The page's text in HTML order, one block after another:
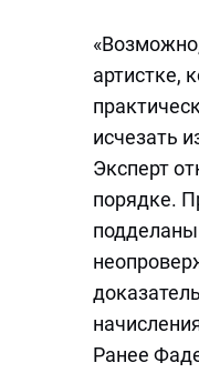
артистке,
исчезать
Эксперт
порядке.
подделаны
Ранее